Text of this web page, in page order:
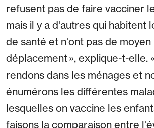
refusent pas de faire vacciner
mais il y a d'autres qui habitent
de santé et n'ont pas de
déplacement », explique-t-elle.
rendons dans les ménages et
énumérons les différentes
lesquelles on vaccine les
faisons la comparaison entre